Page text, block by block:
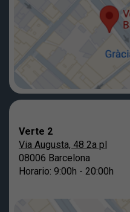
Verte 2
Via Augusta, 48 2a pl
08006 Barcelona
Horario: 9:00h - 20:00h